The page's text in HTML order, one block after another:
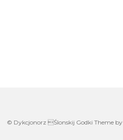
© Dykcjonorz Ślonskij Godki Theme by